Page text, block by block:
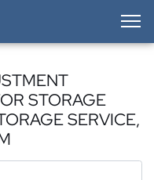
STORAGE
SERVICE,